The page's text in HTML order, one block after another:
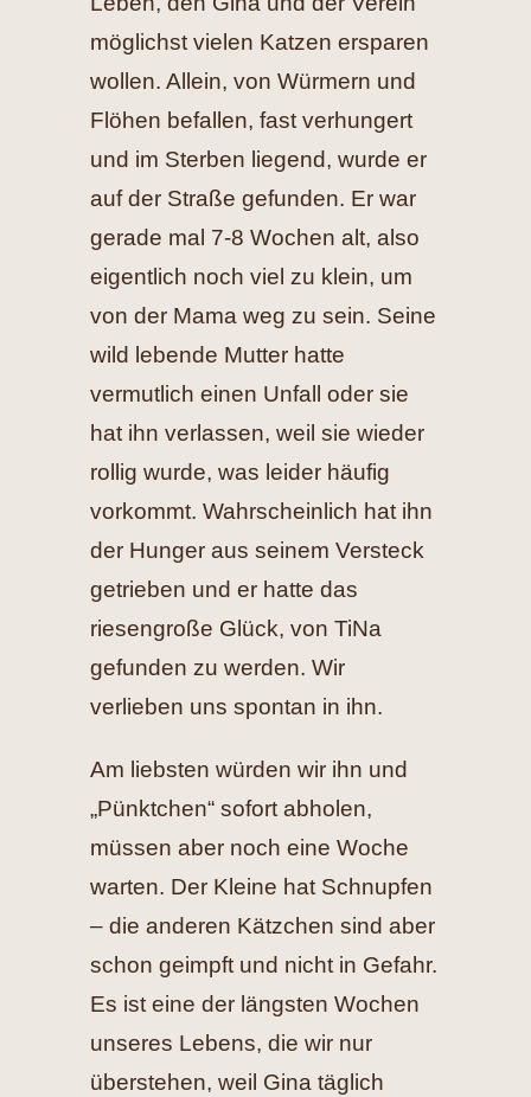
möglichst vielen Katzen ersparen
wollen. Allein, von Würmern und
Flöhen befallen, fast verhungert
und im Sterben liegend, wurde er
auf der Straße gefunden. Er war
gerade mal 7-8 Wochen alt, also
eigentlich noch viel zu klein, um
von der Mama weg zu sein. Seine
wild lebende Mutter hatte
vermutlich einen Unfall oder sie
hat ihn verlassen, weil sie wieder
rollig wurde, was leider häufig
vorkommt. Wahrscheinlich hat ihn
der Hunger aus seinem Versteck
getrieben und er hatte das
riesengroße Glück, von TiNa
gefunden zu werden. Wir
verlieben uns spontan in ihn.
Am liebsten würden wir ihn und
„Pünktchen“ sofort abholen,
müssen aber noch eine Woche
warten. Der Kleine hat Schnupfen
– die anderen Kätzchen sind aber
schon geimpft und nicht in Gefahr.
Es ist eine der längsten Wochen
unseres Lebens, die wir nur
überstehen, weil Gina täglich